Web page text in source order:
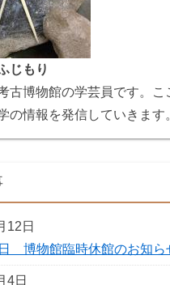
じもり
古博物館の学芸員です。こ
の情報を発信していきます
12日
博物館臨時休館のお知ら
4日